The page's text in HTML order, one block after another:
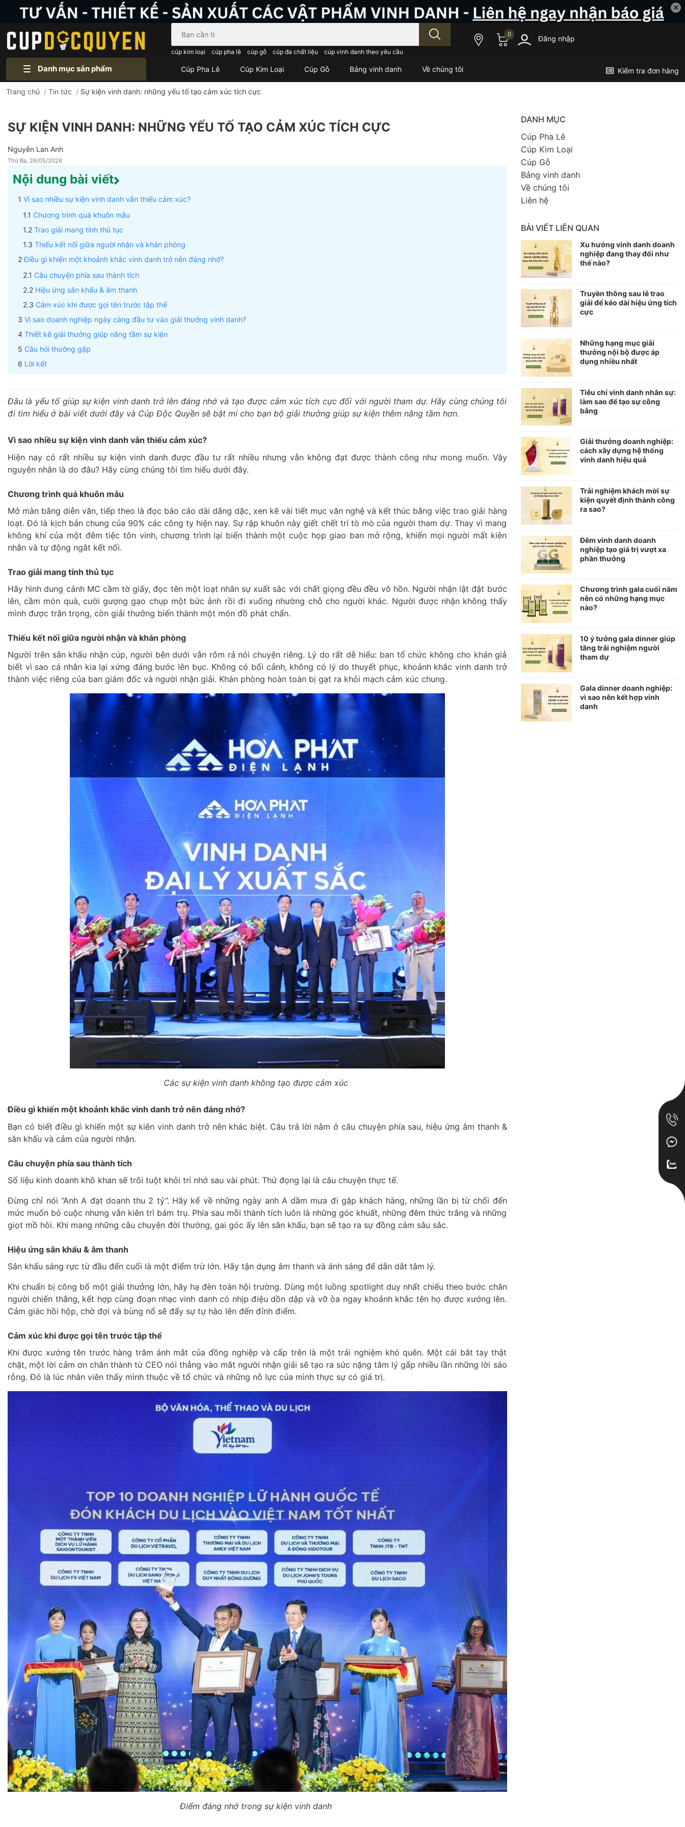
✕
cúp kim loại cúp pha lê cúp gỗ cúp đa chất liệu cúp vinh danh theo yêu cầu
0 Đăng nhập
Danh mục sản phẩm Cúp Pha Lê Cúp Kim Loại Cúp Gỗ Bảng vinh danh Về chúng tôi Kiểm tra đơn hàng
Trang chủ / Tin tức / Sự kiện vinh danh: những yếu tố tạo cảm xúc tích cực
SỰ KIỆN VINH DANH: NHỮNG YẾU TỐ TẠO CẢM XÚC TÍCH CỰC
Nguyễn Lan Anh
Thứ Ba, 26/05/2026
Nội dung bài viết
Vì sao nhiều sự kiện vinh danh vẫn thiếu cảm xúc?
Chương trình quá khuôn mẫu
Trao giải mang tính thủ tục
Thiếu kết nối giữa người nhận và khán phòng
Điều gì khiến một khoảnh khắc vinh danh trở nên đáng nhớ?
Câu chuyện phía sau thành tích
Hiệu ứng sân khấu & âm thanh
Cảm xúc khi được gọi tên trước tập thể
Vì sao doanh nghiệp ngày càng đầu tư vào giải thưởng vinh danh?
Thiết kế giải thưởng giúp nâng tầm sự kiện
Câu hỏi thường gặp
Lời kết
Đâu là yếu tố giúp sự kiện vinh danh trở lên đáng nhớ và tạo được cảm xúc tích cực đối với người tham dự. Hãy cùng chúng tôi
đi tìm hiểu ở bài viết dưới đây và Cúp Độc Quyền sẽ bật mí cho bạn bộ giải thưởng giúp sự kiện thêm nâng tầm hơn.
Vì sao nhiều sự kiện vinh danh vẫn thiếu cảm xúc?
Hiện nay có rất nhiều sự kiện vinh danh được đầu tư rất nhiều nhưng vẫn không đạt được thành công như mong muốn. Vậy
nguyên nhân là do đâu? Hãy cùng chúng tôi tìm hiểu dưới đây.
Chương trình quá khuôn mẫu
Mở màn bằng diễn văn, tiếp theo là đọc báo cáo dài dằng dặc, xen kẽ vài tiết mục văn nghệ và kết thúc bằng việc trao giải hàng
loạt. Đó là kịch bản chung của 90% các công ty hiện nay. Sự rập khuôn này giết chết trí tò mò của người tham dự. Thay vì mang
không khí của một đêm tiệc tôn vinh, chương trình lại biến thành một cuộc họp giao ban mở rộng, khiến mọi người mất kiên
nhẫn và tự động ngắt kết nối.
Trao giải mang tính thủ tục
Hãy hình dung cảnh MC cầm tờ giấy, đọc tên một loạt nhân sự xuất sắc với chất giọng đều đều vô hồn. Người nhận lật đật bước
lên, cầm món quà, cười gượng gạo chụp một bức ảnh rồi đi xuống nhường chỗ cho người khác. Người được nhận không thấy
mình được trân trọng, còn giải thưởng biến thành một món đồ phát chẩn.
Thiếu kết nối giữa người nhận và khán phòng
Người trên sân khấu nhận cúp, người bên dưới vẫn rôm rả nói chuyện riêng. Lý do rất dễ hiểu: ban tổ chức không cho khán giả
biết vì sao cá nhân kia lại xứng đáng bước lên bục. Không có bối cảnh, không có lý do thuyết phục, khoảnh khắc vinh danh trở
thành việc riêng của ban giám đốc và người nhận giải. Khán phòng hoàn toàn bị gạt ra khỏi mạch cảm xúc chung.
Các sự kiện vinh danh không tạo được cảm xúc
Điều gì khiến một khoảnh khắc vinh danh trở nên đáng nhớ?
Bạn có biết điều gì khiến một sự kiên vinh danh trở nên khác biệt. Câu trả lời nằm ở câu chuyện phía sau, hiệu ứng âm thanh &
sân khấu và cảm của người nhận.
Câu chuyện phía sau thành tích
Số liệu kinh doanh khô khan sẽ trôi tuột khỏi trí nhớ sau vài phút. Thứ đọng lại là câu chuyện thực tế.
Đừng chỉ nói “Anh A đạt doanh thu 2 tỷ”. Hãy kể về những ngày anh A dầm mưa đi gặp khách hàng, những lần bị từ chối đến
mức muốn bỏ cuộc nhưng vẫn kiên trì bám trụ. Phía sau mỗi thành tích luôn là những góc khuất, những đêm thức trắng và những
giọt mồ hôi. Khi mang những câu chuyện đời thường, gai góc ấy lên sân khấu, bạn sẽ tạo ra sự đồng cảm sâu sắc.
Hiệu ứng sân khấu & âm thanh
Sân khấu sáng rực từ đầu đến cuối là một điểm trừ lớn. Hãy tận dụng âm thanh và ánh sáng để dẫn dắt tâm lý.
Khi chuẩn bị công bố một giải thưởng lớn, hãy hạ đèn toàn hội trường. Dùng một luồng spotlight duy nhất chiếu theo bước chân
người chiến thắng, kết hợp cùng đoạn nhạc vinh danh có nhịp điệu dồn dập và vỡ òa ngay khoảnh khắc tên họ được xướng lên.
Cảm giác hồi hộp, chờ đợi và bùng nổ sẽ đẩy sự tự hào lên đến đỉnh điểm.
Cảm xúc khi được gọi tên trước tập thể
Khi được xướng tên trước hàng trăm ánh mắt của đồng nghiệp và cấp trên là một trải nghiệm khó quên. Một cái bắt tay thật
chặt, một lời cảm ơn chân thành từ CEO nói thẳng vào mắt người nhận giải sẽ tạo ra sức nặng tâm lý gấp nhiều lần những lời sáo
rỗng. Đó là lúc nhân viên thấy mình thuộc về tổ chức và những nỗ lực của mình thực sự có giá trị.
Điểm đáng nhớ trong sự kiện vinh danh
DANH MỤC
Cúp Pha Lê
Cúp Kim Loại
Cúp Gỗ
Bảng vinh danh
Về chúng tôi
Liên hệ
BÀI VIẾT LIÊN QUAN
Xu hướng vinh danh doanh
nghiệp đang thay đổi như
thế nào?
Truyền thông sau lễ trao
giải để kéo dài hiệu ứng tích
cực
Những hạng mục giải
thưởng nội bộ được áp
dụng nhiều nhất
Tiêu chí vinh danh nhân sự:
làm sao để tạo sự công
bằng
Giải thưởng doanh nghiệp:
cách xây dựng hệ thống
vinh danh hiệu quả
Trải nghiệm khách mời sự
kiện quyết định thành công
ra sao?
Đêm vinh danh doanh
nghiệp tạo giá trị vượt xa
phần thưởng
Chương trình gala cuối năm
nên có những hạng mục
nào?
10 ý tưởng gala dinner giúp
tăng trải nghiệm người
tham dự
Gala dinner doanh nghiệp:
vì sao nên kết hợp vinh
danh